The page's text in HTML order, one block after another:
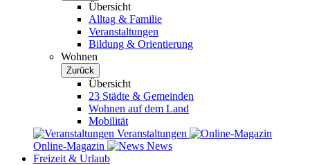
Übersicht
Alltag & Familie
Veranstaltungen
Bildung & Orientierung
Wohnen
Zurück
Übersicht
23 Städte & Gemeinden
Wohnen auf dem Land
Mobilität
Veranstaltungen
Online-Magazin
News
Freizeit & Urlaub